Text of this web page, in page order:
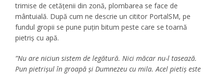
trimise de cetățenii din zonă, plombarea se face de
mântuială. După cum ne descrie un cititor PortalSM, pe
fundul gropii se pune puțin bitum peste care se toarnă
pietriș cu apă.
”Nu are niciun sistem de legătură. Nici măcar nu-l tasează.
Pun pietrișul în groapă și Dumnezeu cu mila. Acel pietiș este